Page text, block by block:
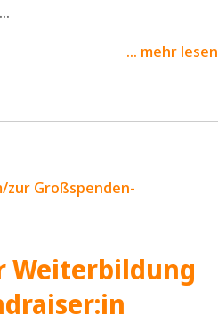
mehr lesen
Weiterbildung